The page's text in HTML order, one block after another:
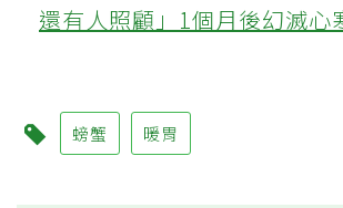
還有人照顧」1個月後幻滅心
螃蟹 暖胃